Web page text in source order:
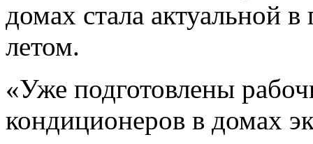
домах стала актуальной
летом.
«Уже подготовлены
кондиционеров в домах